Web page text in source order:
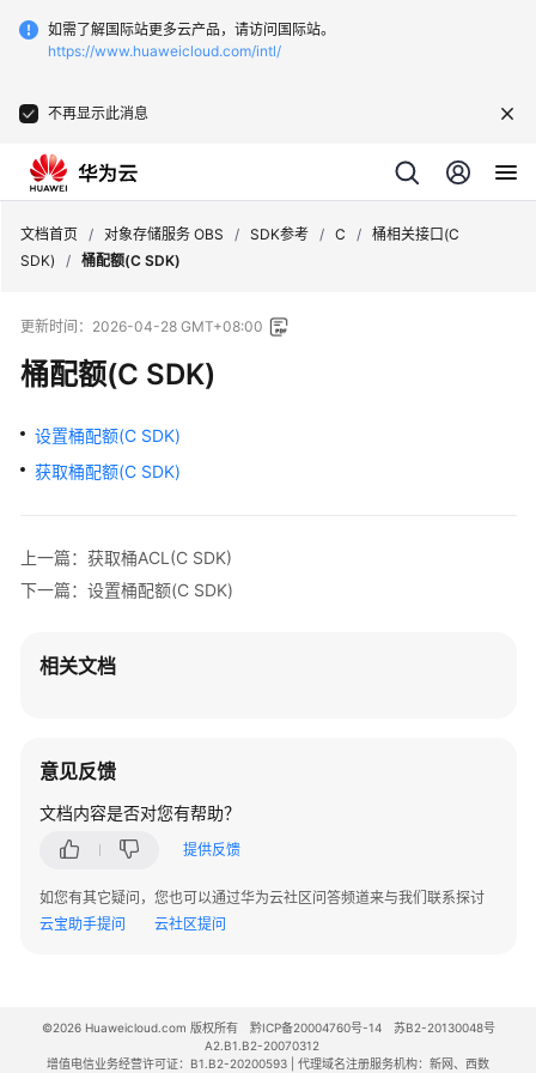
如需了解国际站更多云产品，请访问国际站。
https://www.huaweicloud.com/intl/
不再显示此消息
文档首页 / 对象存储服务 OBS / SDK参考 / C / 桶相关接口(C
SDK)
/ 桶配额(C SDK)
更新时间： 2026-04-28 GMT+08:00
桶配额(C SDK)
设置桶配额(C SDK)
获取桶配额(C SDK)
上一篇：获取桶ACL(C SDK)
下一篇：设置桶配额(C SDK)
相关文档
意见反馈
文档内容是否对您有帮助？
提供反馈
如您有其它疑问，您也可以通过华为云社区问答频道来与我们联系探讨
云宝助手提问
云社区提问
©2026 Huaweicloud.com 版权所有 黔ICP备20004760号-14
苏B2-20130048号
A2.B1.B2-20070312
增值电信业务经营许可证：B1.B2-20200593 | 代理域名注册服务机构：新网、西数